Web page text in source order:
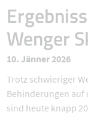
Wenger
10. Jänner 2026
Trotz schwieriger
Behinderungen auf
sind heute knapp